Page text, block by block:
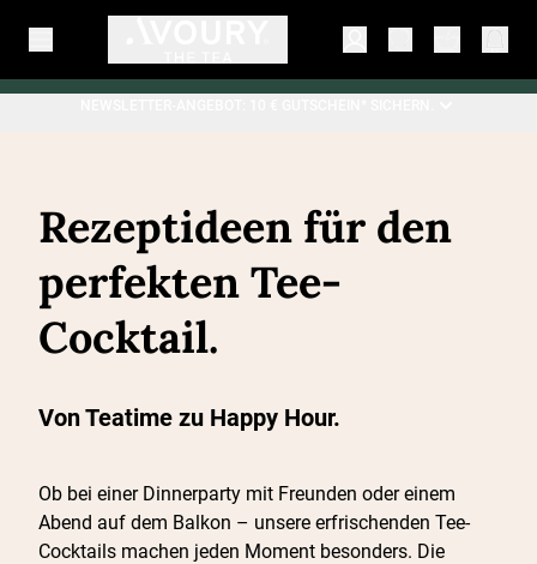
Rezeptideen für den
perfekten Tee-
Cocktail.
Von Teatime zu Happy Hour.
Ob bei einer Dinnerparty mit Freunden oder einem
Abend auf dem Balkon – unsere erfrischenden Tee-
Cocktails machen jeden Moment besonders. Die